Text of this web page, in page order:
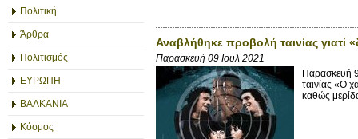
Πολιτική
Άρθρα
Πολιτισμός
ΕΥΡΩΠΗ
ΒΑΛΚΑΝΙΑ
Κόσμος
Αναβλήθηκε προβολή ταινίας γιατί
Παρασκευή 09 Ιουλ 2021
Παρασκευή
ταινίας «Ο
καθώς